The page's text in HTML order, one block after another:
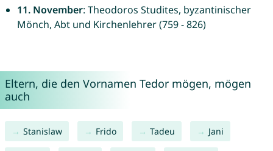
11. November: Theodoros Studites, byzantinischer
Mönch, Abt und Kirchenlehrer (759 - 826)
Eltern, die den Vornamen Tedor mögen, mögen
auch
Stanislaw Frido Tadeu Jani